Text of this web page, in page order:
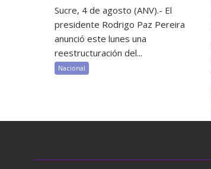
Sucre, 4 de agosto (ANV).- El
presidente Rodrigo Paz Pereira
anunció este lunes una
reestructuración del...
Nacional